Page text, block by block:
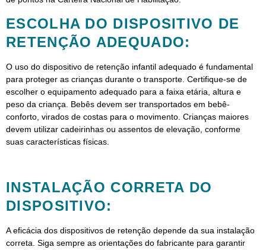
ESCOLHA DO DISPOSITIVO DE
RETENÇÃO ADEQUADO:
O uso do dispositivo de retenção infantil adequado é fundamental
para proteger as crianças durante o transporte. Certifique-se de
escolher o equipamento adequado para a faixa etária, altura e
peso da criança. Bebês devem ser transportados em bebê-
conforto, virados de costas para o movimento. Crianças maiores
devem utilizar cadeirinhas ou assentos de elevação, conforme
suas características físicas.
INSTALAÇÃO CORRETA DO
DISPOSITIVO:
A eficácia dos dispositivos de retenção depende da sua instalação
correta. Siga sempre as orientações do fabricante para garantir